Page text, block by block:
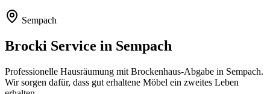
Sempach
Brocki Service in Sempach
Professionelle Hausräumung mit Brockenhaus-Abgabe in Sempach.
Wir sorgen dafür, dass gut erhaltene Möbel ein zweites Leben